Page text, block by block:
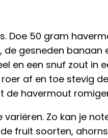
Doe 50 gram
gesneden banaan
en een snuf zout in
af en toe stevig
de havermout
Zo kan je
fruit soorten,